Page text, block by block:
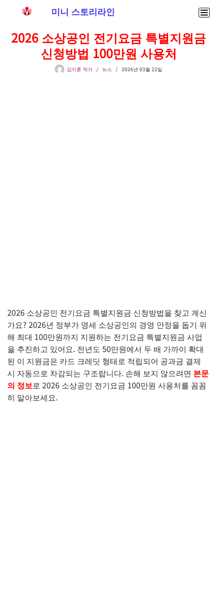
텐
미니 스토리라인
2026 소상공인 전기요금 특별지원금
신청방법 100만원 사용처
김지훈 작가 뉴스 2026년 03월 22일
2026 소상공인 전기요금 특별지원금 신청방법을 찾고 계신
가요? 2026년 정부가 영세 소상공인의 경영 안정을 돕기 위
해 최대 100만원까지 지원하는 전기요금 특별지원금 사업
을 추진하고 있어요. 전년도 50만원에서 두 배 가까이 확대
된 이 지원금은 카드 크레딧 형태로 적립되어 공과금 결제
시 자동으로 차감되는 구조랍니다. 손해 보지 않으려면 본문
의 정보로 2026 소상공인 전기요금 100만원 사용처를 꼼꼼
히 알아보세요.